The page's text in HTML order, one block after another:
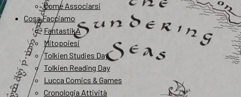
Come Associarsi
Cosa Facciamo
FantastikA
Mitopoiesi
Tolkien Studies Day
Tolkien Reading Day
Lucca Comics & Games
Cronologia Attività